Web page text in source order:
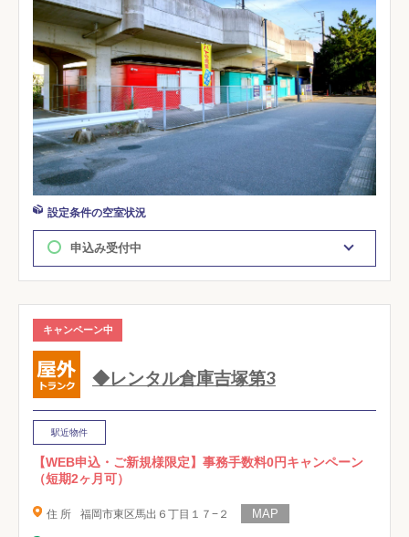
設定条件の空室状況
申込み受付中
キャンペーン中
◆レンタル倉庫吉塚第3
駅近物件
【WEB申込・ご新規様限定】事務手数料0円キャンペーン
（短期2ヶ月可）
住 所 福岡市東区馬出６丁目１７−２